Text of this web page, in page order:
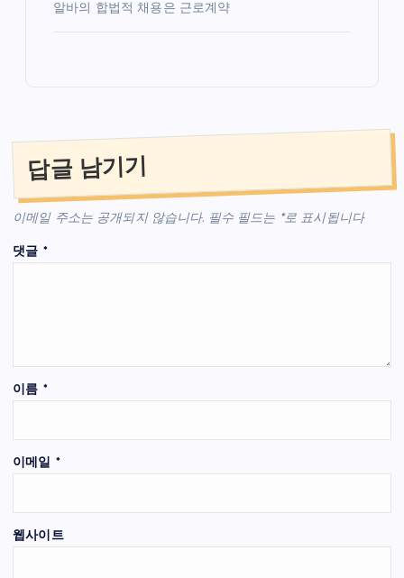
알바의 합법적 채용은 근로계약
답글 남기기
이메일 주소는 공개되지 않습니다. 필수 필드는 *로 표시됩니다
댓글 *
이름 *
이메일 *
웹사이트